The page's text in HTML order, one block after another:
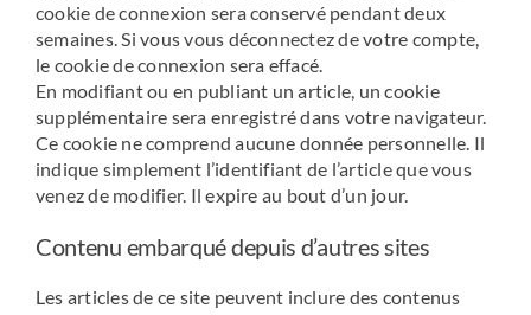
cookie de connexion sera conservé pendant deux
semaines. Si vous vous déconnectez de votre compte,
le cookie de connexion sera effacé.
En modifiant ou en publiant un article, un cookie
supplémentaire sera enregistré dans votre navigateur.
Ce cookie ne comprend aucune donnée personnelle. Il
indique simplement l’identifiant de l’article que vous
venez de modifier. Il expire au bout d’un jour.
Contenu embarqué depuis d’autres sites
Les articles de ce site peuvent inclure des contenus